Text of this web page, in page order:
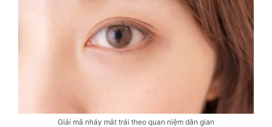
Giải mã nháy mắt trái theo quan niệm dân gian